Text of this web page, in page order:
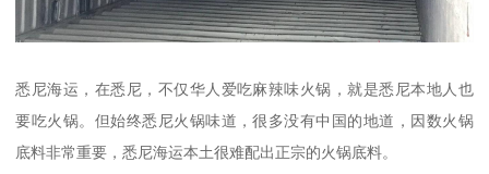
悉尼海运，在悉尼，不仅华人爱吃麻辣味火锅，就是悉尼本地人也
要吃火锅。但始终悉尼火锅味道，很多没有中国的地道，因数火锅
底料非常重要，悉尼海运本土很难配出正宗的火锅底料。